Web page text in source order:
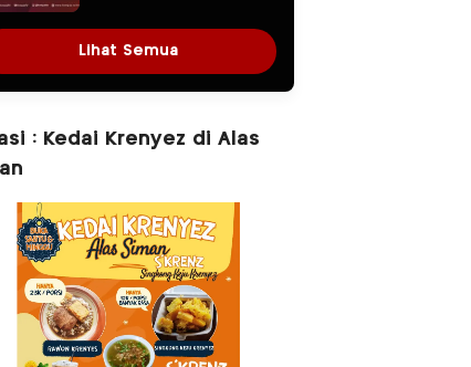
Lihat Semua
: Kedai Krenyez di Alas